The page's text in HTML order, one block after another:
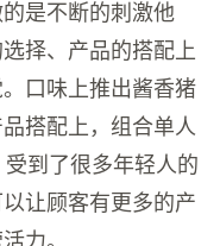
是不断的刺激他
择、产品的搭配上
口味上推出酱香猪
搭配上，组合单人
到了很多年轻人的
让顾客有更多的产